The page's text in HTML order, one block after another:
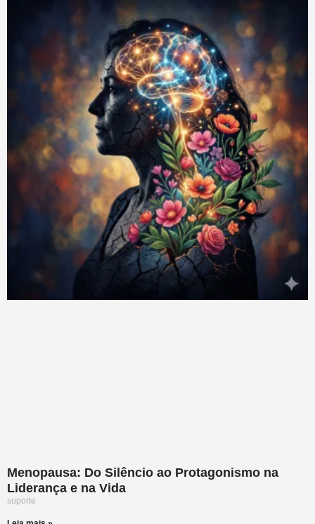
Menopausa: Do Silêncio ao Protagonismo na
Liderança e na Vida
suporte